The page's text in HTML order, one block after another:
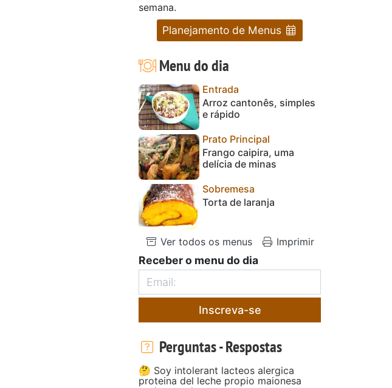
semana.
Planejamento de Menus
Menu do dia
Entrada
Arroz cantonês, simples
e rápido
Prato Principal
Frango caipira, uma
delícia de minas
Sobremesa
Torta de laranja
Ver todos os menus Imprimir
Receber o menu do dia
Inscreva-se
Perguntas - Respostas
🤔 Soy intolerant lacteos alergica
proteina del leche propio maionesa